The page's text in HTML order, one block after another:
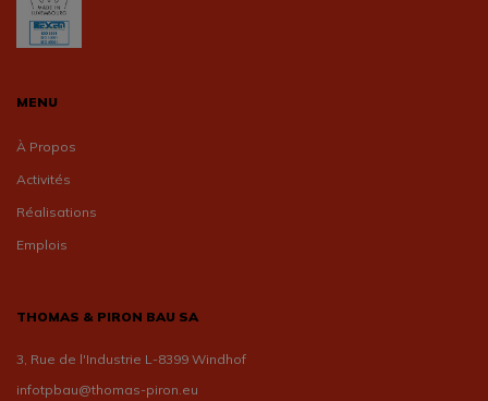
MENU
À Propos
Activités
Réalisations
Emplois
THOMAS & PIRON BAU SA
3, Rue de l'Industrie L-8399 Windhof
infotpbau@thomas-piron.eu